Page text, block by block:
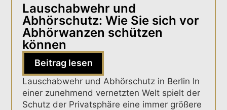
Lauschabwehr und
Abhörschutz: Wie Sie sich vor
Abhörwanzen schützen
können
Beitrag lesen
Lauschabwehr und Abhörschutz in Berlin In
einer zunehmend vernetzten Welt spielt der
Schutz der Privatsphäre eine immer größere